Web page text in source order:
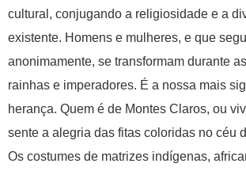
cultural, conjugando a religiosidade e a
existente. Homens e mulheres, e que
anonimamente, se transformam durante
rainhas e imperadores. É a nossa mais
herança. Quem é de Montes Claros, ou
sente a alegria das fitas coloridas no céu
Os costumes de matrizes indígenas,